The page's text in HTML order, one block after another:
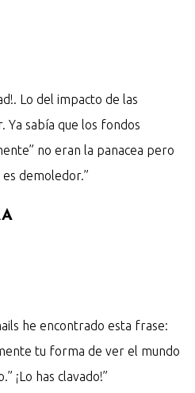
Lo del impacto de las
Ya sabía que los fondos
no eran la panacea pero
demoledor.”
he encontrado esta frase:
tu forma de ver el mundo
¡Lo has clavado!”